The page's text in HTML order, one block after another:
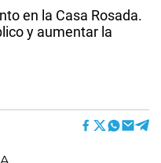
en la Casa Rosada.
y aumentar la